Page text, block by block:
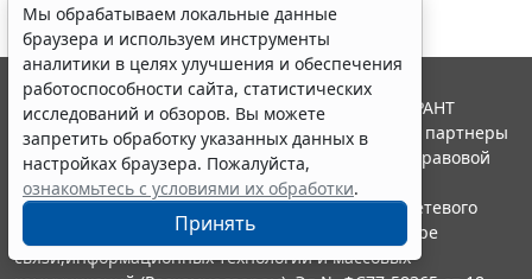
Мы обрабатываем локальные данные
браузера и используем инструменты
аналитики в целях улучшения и обеспечения
работоспособности сайта, статистических
исследований и обзоров. Вы можете
запретить обработку указанных данных в
настройках браузера. Пожалуйста,
ознакомьтесь с условиями их обработки.
Принять
© ООО "НПП "ГАРАНТ-СЕРВИС", 2026. Система ГАРАНТ
выпускается с 1990 года. Компания "Гарант" и ее партнеры
являются участниками Российской ассоциации правовой
информации ГАРАНТ.
Портал ГАРАНТ.РУ зарегистрирован в качестве сетевого
издания Федеральной службой по надзору в сфере
связи,информационных технологий и массовых